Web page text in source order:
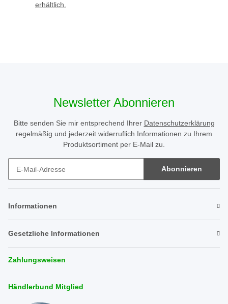
erhältlich.
Newsletter Abonnieren
Bitte senden Sie mir entsprechend Ihrer Datenschutzerklärung
regelmäßig und jederzeit widerruflich Informationen zu Ihrem
Produktsortiment per E-Mail zu.
Abonnieren
Informationen
Gesetzliche Informationen
Zahlungsweisen
Händlerbund Mitglied